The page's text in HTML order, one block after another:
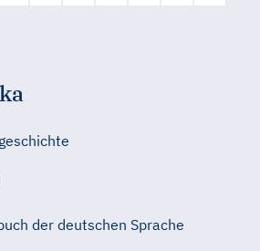
der deutschen Sprache